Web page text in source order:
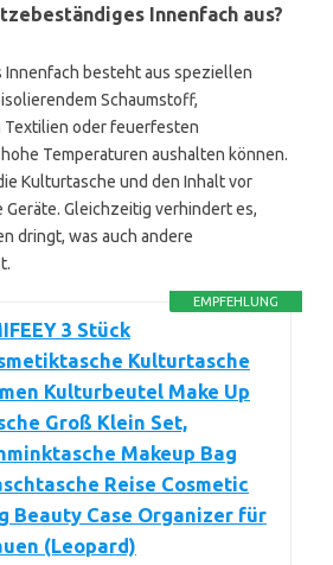
Innenfach aus?
Innenfach besteht aus speziellen
Schaumstoff,
oder feuerfesten
Temperaturen aushalten können.
Kulturtasche und den Inhalt vor
Geräte. Gleichzeitig verhindert es,
dringt, was auch andere
EMPFEHLUNG
3 Stück
Kulturtasche
Kulturbeutel Make Up
Groß Klein Set,
Makeup Bag
Reise Cosmetic
Beauty Case Organizer für
(Leopard)